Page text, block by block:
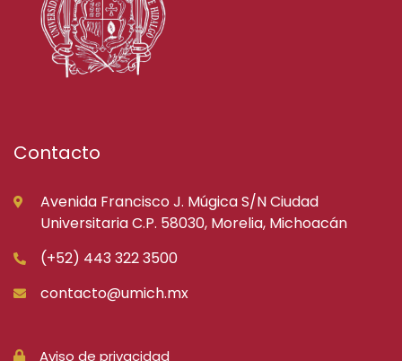
Contacto
Avenida Francisco J. Múgica S/N Ciudad
Universitaria C.P. 58030, Morelia, Michoacán
(+52) 443 322 3500
contacto@umich.mx
Aviso de privacidad